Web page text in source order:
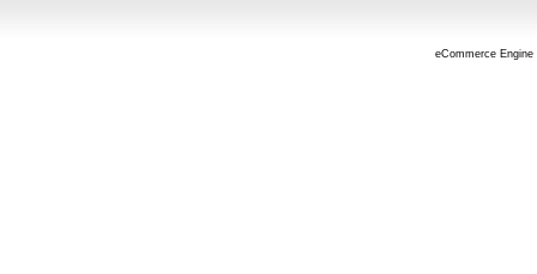
eCommerce